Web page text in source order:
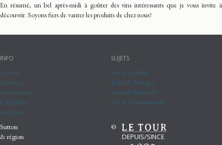
En résumé, un bel après-midi à goûter des vins intéressants que je vous invite à
découvrir. Soyons fiers de vanter les produits de chez nous !
INFO
Accueil
Contact
Annonceurs
Calendrier
Archives
SUJETS
Art & Culture
Boire & Manger
Sport & Bien-être
Vie & Communauté
Sutton
& région
©
DEPUIS/SINCE